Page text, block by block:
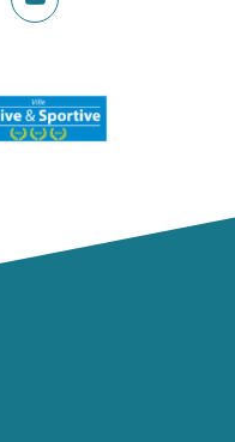
vers
Youtube